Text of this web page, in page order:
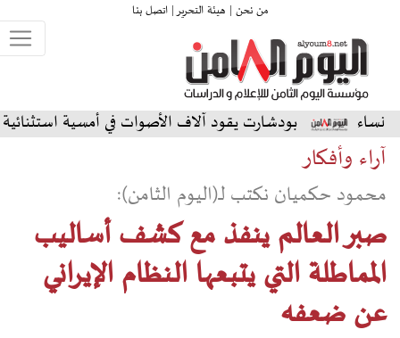
من نحن | هيئة التحرير |اتصل بنا
بودشارت يقود آلاف الأصوات في أمسية استثنائية على المسرح
آراء وأفكار
محمود حكميان نكتب لـ(اليوم الثامن):
صبر العالم ينفذ مع كشف أساليب
المماطلة التي يتبعها النظام الإيراني
عن ضعفه